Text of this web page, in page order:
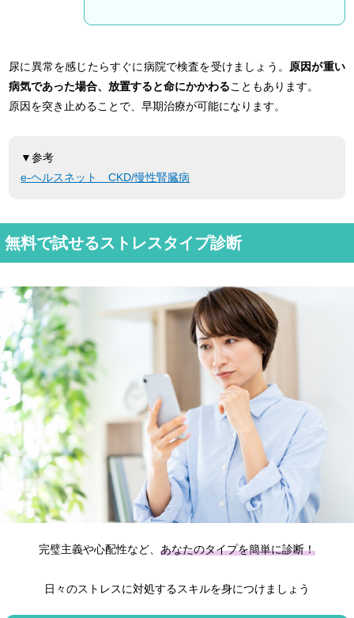
尿に異常を感じたらすぐに病院で検査を受けましょう。 原因が重い
病気であった場合、放置すると命にかかわることもあります。
原因を突き止めることで、早期治療が可能になります。
▼参考
e-ヘルスネット CKD/慢性腎臓病
無料で試せるストレスタイプ診断
完璧主義や心配性など、 あなたのタイプを簡単に診断！
日々のストレスに対処するスキルを身につけましょう